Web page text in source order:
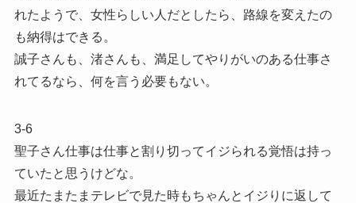
れたようで、女性らしい人だとしたら、路線を変えたの
も納得はできる。
誠子さんも、渚さんも、満足してやりがいのある仕事さ
れてるなら、何を言う必要もない。
3-6
聖子さん仕事は仕事と割り切ってイジられる覚悟は持っ
ていたと思うけどな。
最近たまたまテレビで見た時もちゃんとイジりに返して